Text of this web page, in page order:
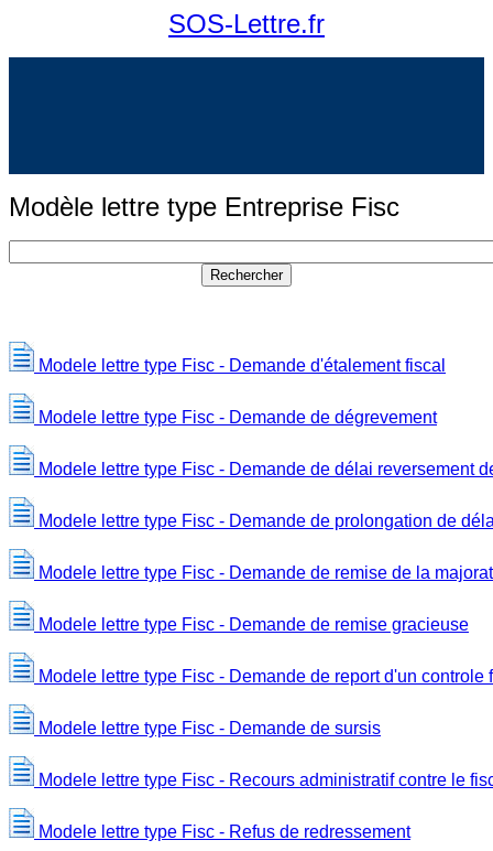
SOS-Lettre.fr
Modèle lettre type Entreprise Fisc
Modele lettre type Fisc - Demande d'étalement fiscal
Modele lettre type Fisc - Demande de dégrevement
Modele lettre type Fisc - Demande de délai reversement
Modele lettre type Fisc - Demande de prolongation de
Modele lettre type Fisc - Demande de remise de la
Modele lettre type Fisc - Demande de remise gracieuse
Modele lettre type Fisc - Demande de report d'un controle
Modele lettre type Fisc - Demande de sursis
Modele lettre type Fisc - Recours administratif contre le
Modele lettre type Fisc - Refus de redressement